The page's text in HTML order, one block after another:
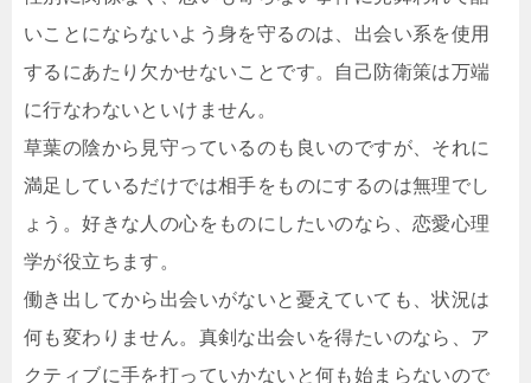
いことにならないよう身を守るのは、出会い系を使用
するにあたり欠かせないことです。自己防衛策は万端
に行なわないといけません。
草葉の陰から見守っているのも良いのですが、それに
満足しているだけでは相手をものにするのは無理でし
ょう。好きな人の心をものにしたいのなら、恋愛心理
学が役立ちます。
働き出してから出会いがないと憂えていても、状況は
何も変わりません。真剣な出会いを得たいのなら、ア
クティブに手を打っていかないと何も始まらないので